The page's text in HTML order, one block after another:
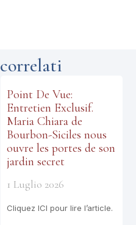
Point De Vue:
Entretien Exclusif.
Maria Chiara de
Bourbon-Siciles nous
ouvre les portes de son
jardin secret
1 Luglio 2026
Cliquez ICI pour lire l’article.